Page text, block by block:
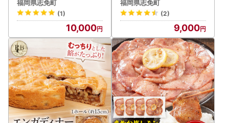
岡 送料無料
福岡県志免町
(1)
10,000
福岡県志免町
(2)
9,000